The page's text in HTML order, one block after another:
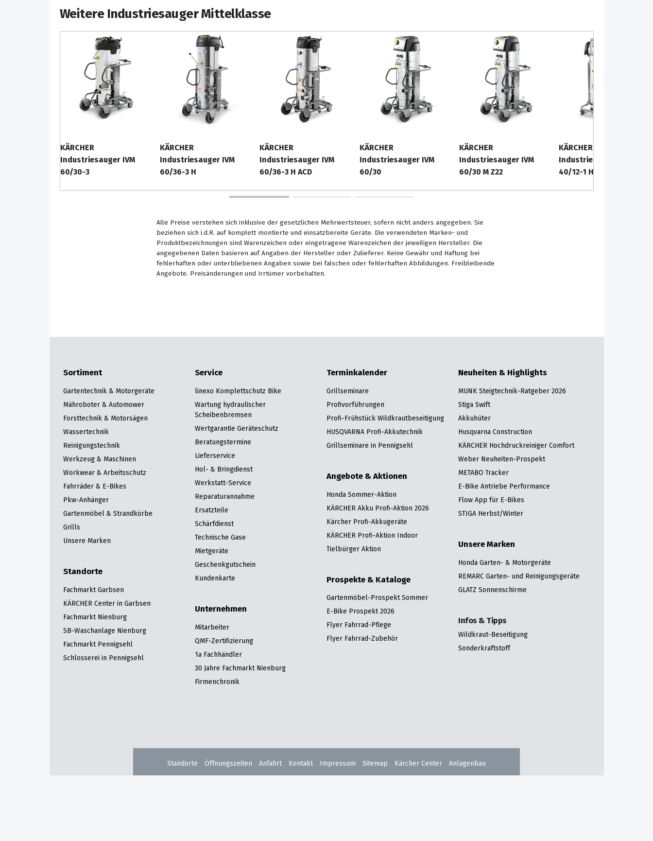
Weitere Industriesauger Mittelklasse
KÄRCHER
Industriesauger IVM
60/30-3
KÄRCHER
Industriesauger IVM
60/36-3 H
KÄRCHER
Industriesauger IVM
60/36-3 H ACD
KÄRCHER
Industriesauger IVM
60/30
KÄRCHER
Industriesauger IVM
60/30 M Z22
KÄRCHER
Industriesauger IVM
40/12-1 H Z22
Alle Preise verstehen sich inklusive der gesetzlichen Mehrwertsteuer, sofern nicht anders angegeben. Sie
beziehen sich i.d.R. auf komplett montierte und einsatzbereite Geräte. Die verwendeten Marken- und
Produktbezeichnungen sind Warenzeichen oder eingetragene Warenzeichen der jeweiligen Hersteller. Die
angegebenen Daten basieren auf Angaben der Hersteller oder Zulieferer. Keine Gewähr und Haftung bei
fehlerhaften oder unterbliebenen Angaben sowie bei falschen oder fehlerhaften Abbildungen. Freibleibende
Angebote. Preisänderungen und Irrtümer vorbehalten.
Sortiment
Gartentechnik & Motorgeräte
Mähroboter & Automower
Forsttechnik & Motorsägen
Wassertechnik
Reinigungstechnik
Werkzeug & Maschinen
Workwear & Arbeitsschutz
Fahrräder & E-Bikes
Pkw-Anhänger
Gartenmöbel & Strandkörbe
Grills
Unsere Marken
Standorte
Fachmarkt Garbsen
KÄRCHER Center in Garbsen
Fachmarkt Nienburg
SB-Waschanlage Nienburg
Fachmarkt Pennigsehl
Schlosserei in Pennigsehl
Service
linexo Komplettschutz Bike
Wartung hydraulischer
Scheibenbremsen
Wertgarantie Geräteschutz
Beratungstermine
Lieferservice
Hol- & Bringdienst
Werkstatt-Service
Reparaturannahme
Ersatzteile
Schärfdienst
Technische Gase
Mietgeräte
Geschenkgutschein
Kundenkarte
Unternehmen
Mitarbeiter
QMF-Zertifizierung
1a Fachhändler
30 Jahre Fachmarkt Nienburg
Firmenchronik
Terminkalender
Grillseminare
Profivorführungen
Profi-Frühstück Wildkrautbeseitigung
HUSQVARNA Profi-Akkutechnik
Grillseminare in Pennigsehl
Angebote & Aktionen
Honda Sommer-Aktion
KÄRCHER Akku Profi-Aktion 2026
Kärcher Profi-Akkugeräte
KÄRCHER Profi-Aktion Indoor
Tielbürger Aktion
Prospekte & Kataloge
Gartenmöbel-Prospekt Sommer
E-Bike Prospekt 2026
Flyer Fahrrad-Pflege
Flyer Fahrrad-Zubehör
Neuheiten & Highlights
MUNK Steigtechnik-Ratgeber 2026
Stiga Swift
Akkuhüter
Husqvarna Construction
KÄRCHER Hochdruckreiniger Comfort
Weber Neuheiten-Prospekt
METABO Tracker
E-Bike Antriebe Performance
Flow App für E-Bikes
STIGA Herbst/Winter
Unsere Marken
Honda Garten- & Motorgeräte
REMARC Garten- und Reinigungsgeräte
GLATZ Sonnenschirme
Infos & Tipps
Wildkraut-Beseitigung
Sonderkraftstoff
Standorte Öffnungszeiten Anfahrt Kontakt Impressum Sitemap Kärcher Center Anlagenbau